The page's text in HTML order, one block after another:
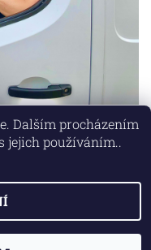
X-VISION
vyhrazena
Dalším procházením
jejich používáním..